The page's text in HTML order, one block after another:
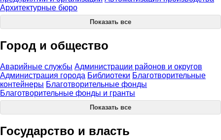
Архитектурные бюро
Показать все
Город и общество
Аварийные службы Администрации районов и округов
Администрация города Библиотеки Благотворительные
контейнеры Благотворительные фонды
Благотворительные фонды и гранты
Показать все
Государство и власть